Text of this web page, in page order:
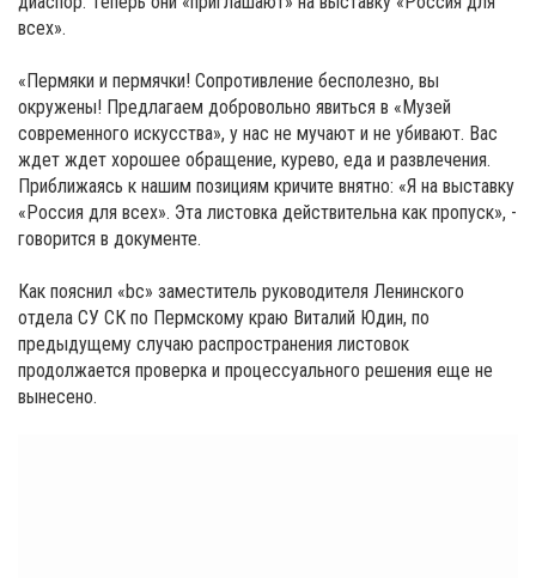
всех».
«Пермяки и пермячки! Сопротивление бесполезно, вы
окружены! Предлагаем добровольно явиться в «Музей
современного искусства», у нас не мучают и не убивают. Вас
ждет ждет хорошее обращение, курево, еда и развлечения.
Приближаясь к нашим позициям кричите внятно: «Я на выставку
«Россия для всех». Эта листовка действительна как пропуск», -
говорится в документе.
Как пояснил «bc» заместитель руководителя Ленинского
отдела СУ СК по Пермскому краю Виталий Юдин, по
предыдущему случаю распространения листовок
продолжается проверка и процессуального решения еще не
вынесено.